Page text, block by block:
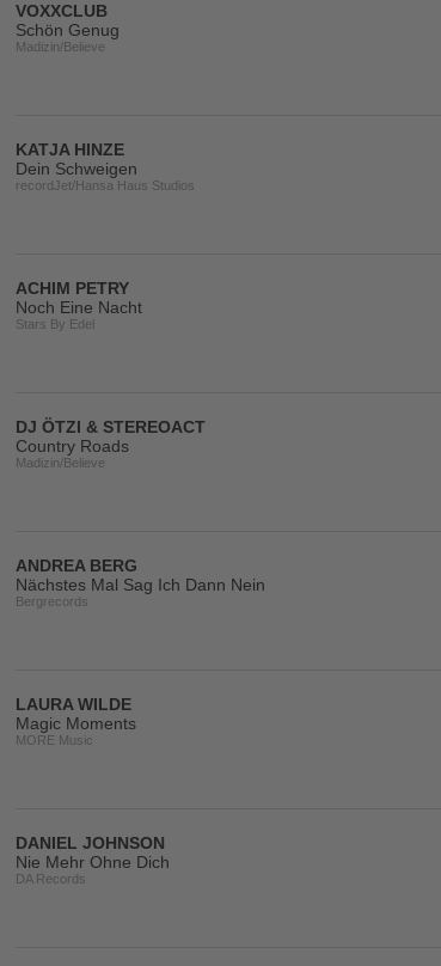
VOXXCLUB
Schön Genug
Madizin/Believe
KATJA HINZE
Dein Schweigen
recordJet/Hansa Haus Studios
ACHIM PETRY
Noch Eine Nacht
Stars By Edel
DJ ÖTZI & STEREOACT
Country Roads
Madizin/Believe
ANDREA BERG
Nächstes Mal Sag Ich Dann Nein
Bergrecords
LAURA WILDE
Magic Moments
MORE Music
DANIEL JOHNSON
Nie Mehr Ohne Dich
DA Records